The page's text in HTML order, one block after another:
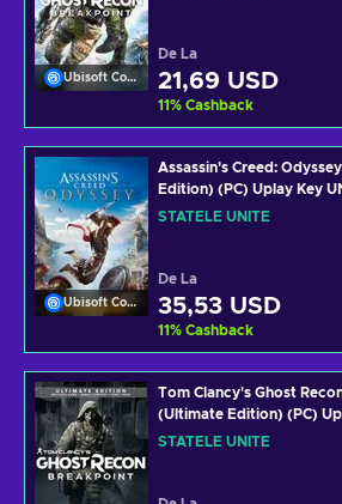
Ubisoft Connect
De La
21,69 USD
11% Cashback
Ubisoft Connect
Assassin's Creed:
Edition) (PC) Uplay Key
STATELE UNITE
De La
35,53 USD
11% Cashback
Tom Clancy's Ghost
(Ultimate Edition) (PC)
UNITED STATES
STATELE UNITE